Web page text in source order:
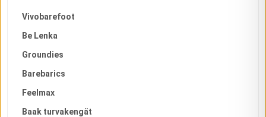
Vivobarefoot
Be Lenka
Groundies
Barebarics
Feelmax
Baak turvakengät